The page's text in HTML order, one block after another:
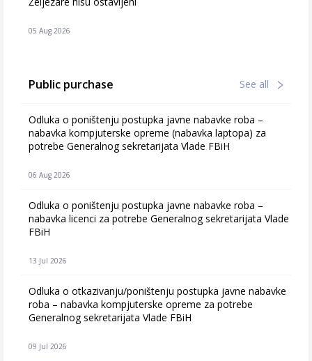
05 Aug 2026
Public purchase See all
Odluka o poništenju postupka javne nabavke roba –
nabavka kompjuterske opreme (nabavka laptopa) za
potrebe Generalnog sekretarijata Vlade FBiH
06 Aug 2026
Odluka o poništenju postupka javne nabavke roba –
nabavka licenci za potrebe Generalnog sekretarijata Vlade
FBiH
13 Jul 2026
Odluka o otkazivanju/poništenju postupka javne nabavke
roba – nabavka kompjuterske opreme za potrebe
Generalnog sekretarijata Vlade FBiH
09 Jul 2026